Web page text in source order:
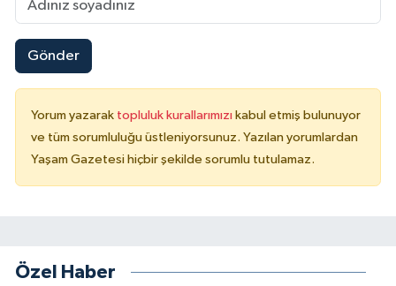
Gönder
Yorum yazarak topluluk kurallarımızı kabul etmiş bulunuyor
ve tüm sorumluluğu üstleniyorsunuz. Yazılan yorumlardan
Yaşam Gazetesi hiçbir şekilde sorumlu tutulamaz.
Özel Haber